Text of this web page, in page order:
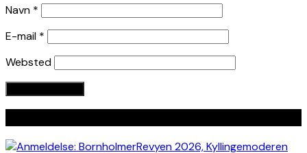
Navn *
E-mail *
Websted